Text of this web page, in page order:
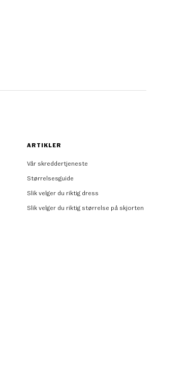
ARTIKLER
Vår skreddertjeneste
Størrelsesguide
Slik velger du riktig dress
Slik velger du riktig størrelse på skjorten